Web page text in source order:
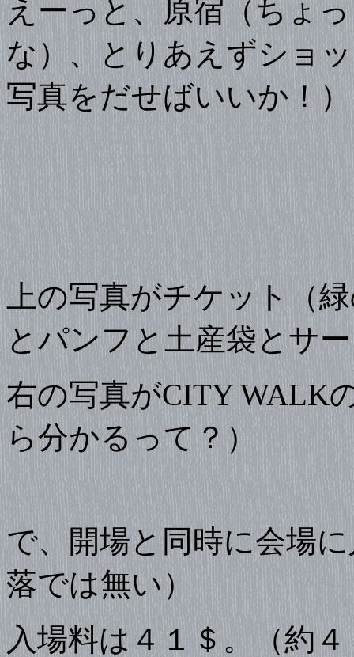
えーっと、原宿（ちょ
な）、とりあえずショ
写真をだせばいいか！）
上の写真がチケット（
とパンフと土産袋とサ
右の写真がCITY WALK
ら分かるって？）
で、開場と同時に会場
落では無い）
入場料は４１＄。（約